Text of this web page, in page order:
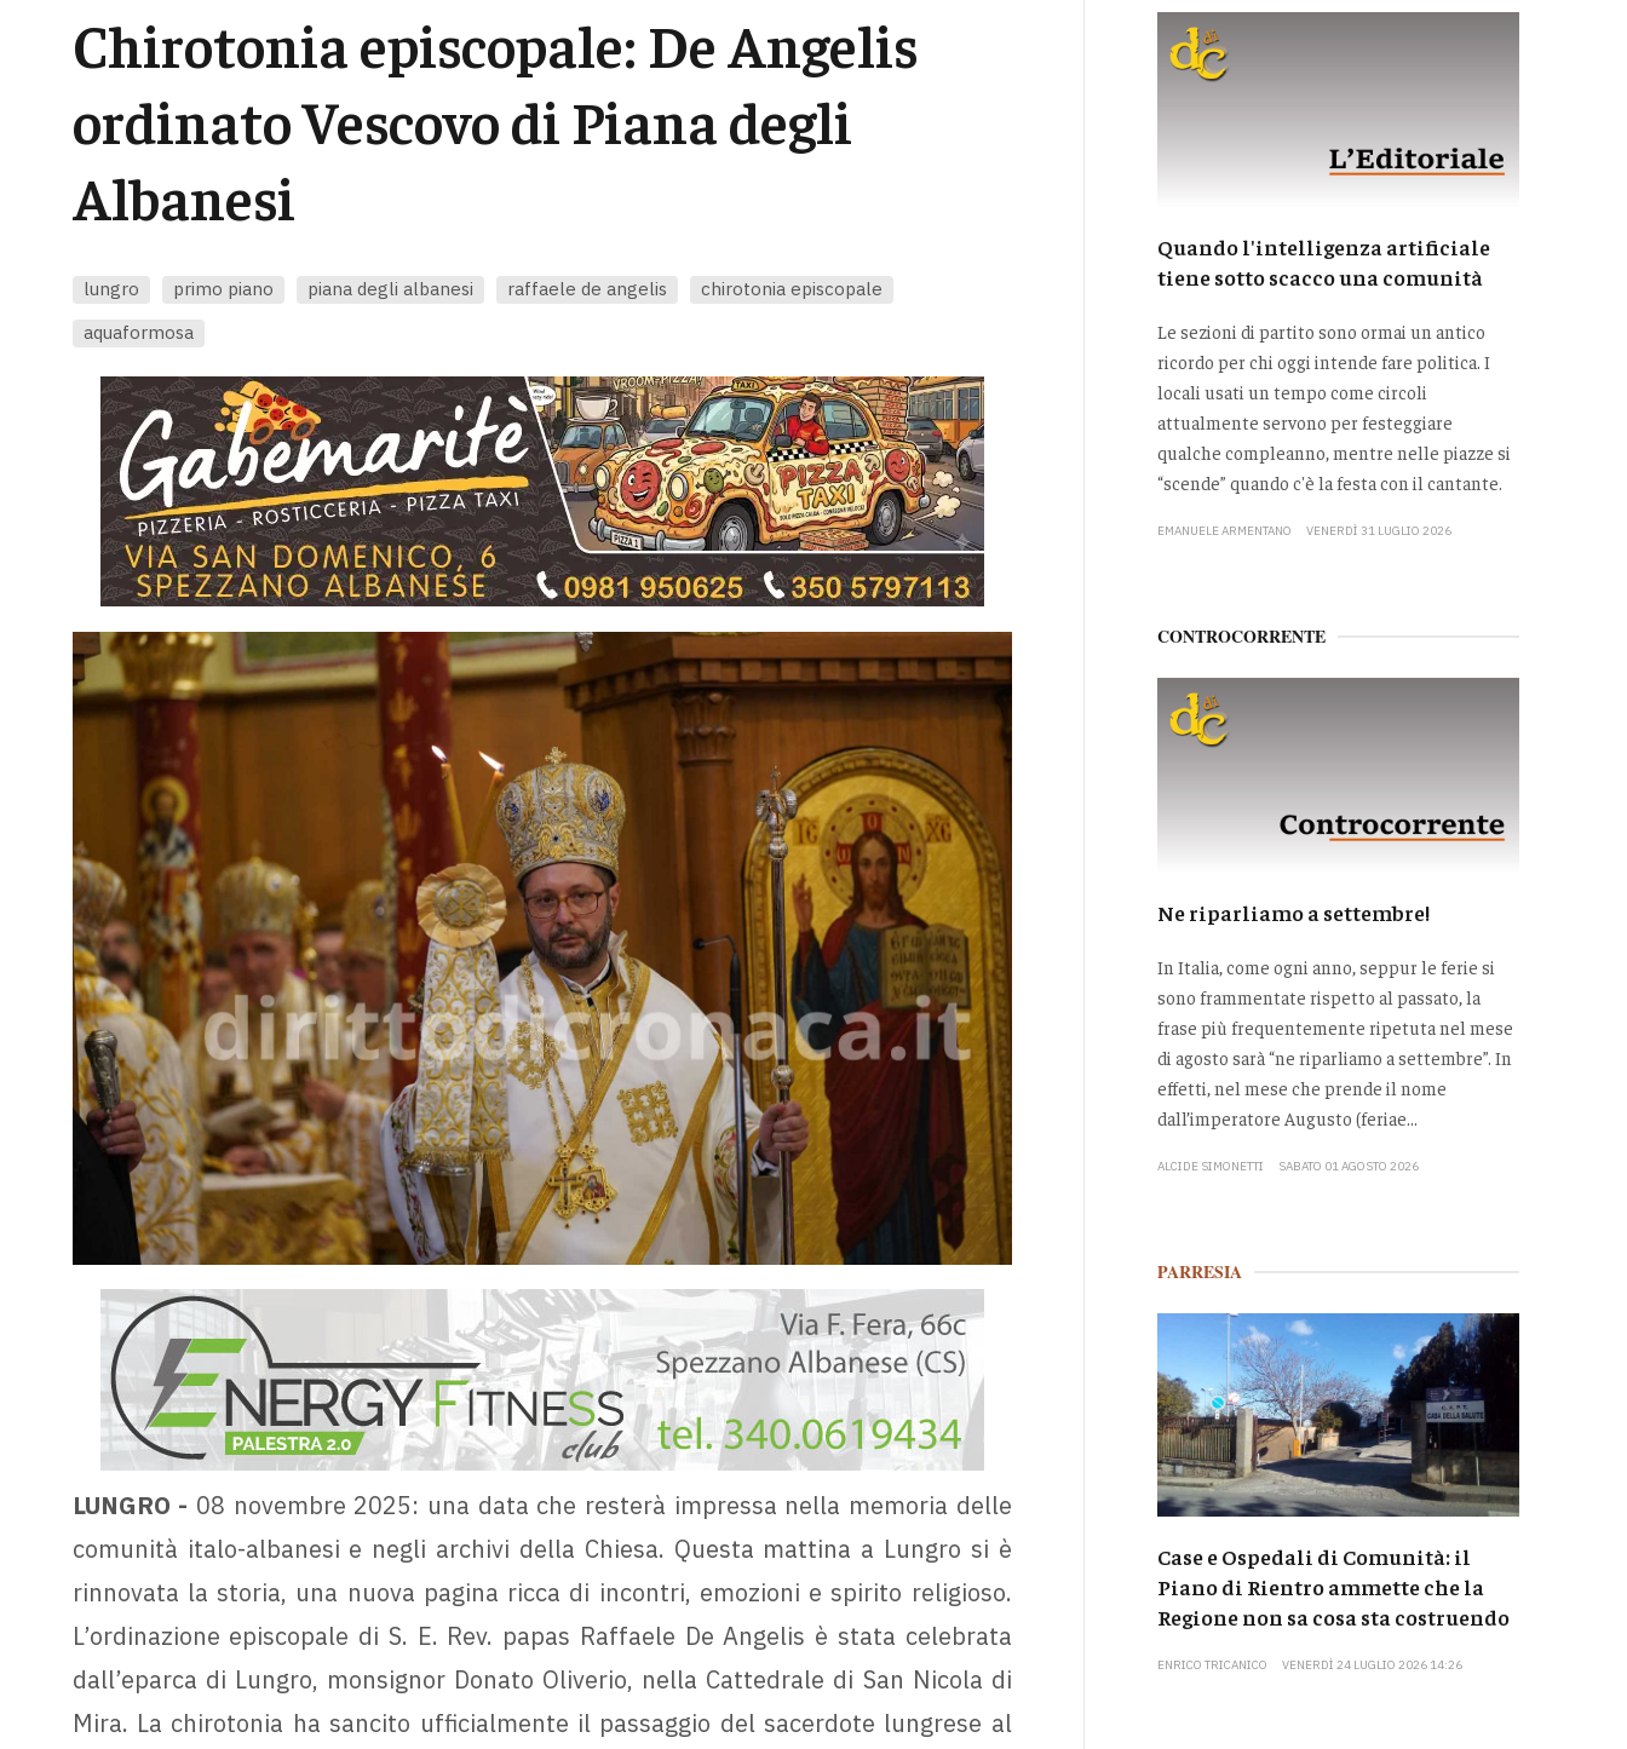
Chirotonia episcopale: De Angelis
ordinato Vescovo di Piana degli
Albanesi
lungro primo piano piana degli albanesi raffaele de angelis
chirotonia episcopale
aquaformosa
LUNGRO - 08 novembre 2025: una data che resterà impressa nella memoria delle
comunità italo-albanesi e negli archivi della Chiesa. Questa mattina a Lungro si è
rinnovata la storia, una nuova pagina ricca di incontri, emozioni e spirito religioso.
L’ordinazione episcopale di S. E. Rev. papas Raffaele De Angelis è stata celebrata
dall’eparca di Lungro, monsignor Donato Oliverio, nella Cattedrale di San Nicola di
Mira. La chirotonia ha sancito ufficialmente il passaggio del sacerdote lungrese al
Quando l'intelligenza artificiale
tiene sotto scacco una comunità
Le sezioni di partito sono ormai un antico
ricordo per chi oggi intende fare politica. I
locali usati un tempo come circoli
attualmente servono per festeggiare
qualche compleanno, mentre nelle piazze si
“scende” quando c'è la festa con il cantante.
EMANUELE ARMENTANO VENERDÌ 31 LUGLIO 2026
CONTROCORRENTE
Ne riparliamo a settembre!
In Italia, come ogni anno, seppur le ferie si
sono frammentate rispetto al passato, la
frase più frequentemente ripetuta nel mese
di agosto sarà “ne riparliamo a settembre”. In
effetti, nel mese che prende il nome
dall’imperatore Augusto (feriae...
ALCIDE SIMONETTI SABATO 01 AGOSTO 2026
PARRESIA
Case e Ospedali di Comunità: il
Piano di Rientro ammette che la
Regione non sa cosa sta costruendo
ENRICO TRICANICO VENERDÌ 24 LUGLIO 2026 14:26